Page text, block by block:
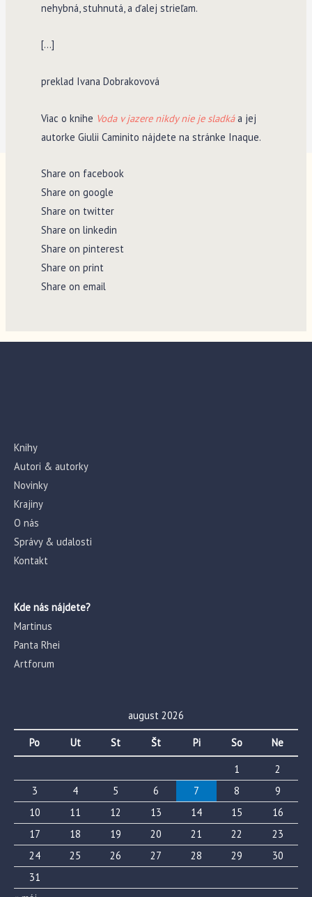
nehybná, stuhnutá, a ďalej strieľam.
[…]
preklad Ivana Dobrakovová
Viac o knihe Voda v jazere nikdy nie je sladká a jej
autorke Giulii Caminito nájdete na stránke Inaque.
Share on facebook
Share on google
Share on twitter
Share on linkedin
Share on pinterest
Share on print
Share on email
Knihy
Autori & autorky
Novinky
Krajiny
O nás
Správy & udalosti
Kontakt
Kde nás nájdete?
Martinus
Panta Rhei
Artforum
august 2026
Po Ut St Št Pi So
Ne
1
2
3
4 5 6 7 8
9
10
11 12 13 14 15
16
17
18 19 20 21 22
23
24
25 26 27 28 29
30
31